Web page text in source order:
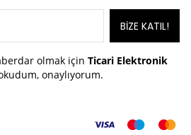
BİZE KATIL!
olmak için Ticari Elektronik
onaylıyorum.